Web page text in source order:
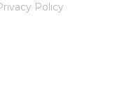
Policy